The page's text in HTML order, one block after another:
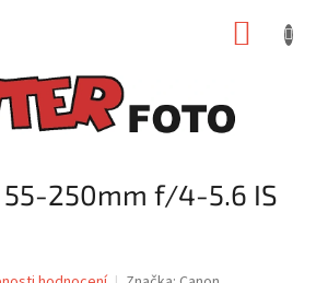
55-250mm f/4-5.6 IS